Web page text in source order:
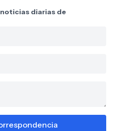
diarias de